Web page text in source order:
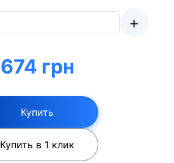
+
674 грн
Купить
Купить в 1 клик